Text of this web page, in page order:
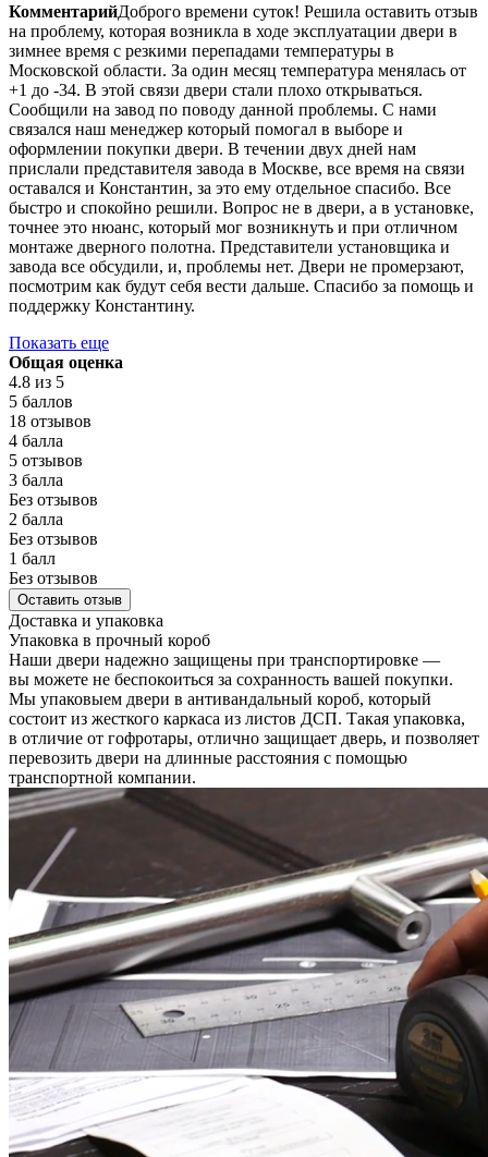
КомментарийДоброго времени суток! Решила оставить отзыв
на проблему, которая возникла в ходе эксплуатации двери в
зимнее время с резкими перепадами температуры в
Московской области. За один месяц температура менялась от
+1 до -34. В этой связи двери стали плохо открываться.
Сообщили на завод по поводу данной проблемы. С нами
связался наш менеджер который помогал в выборе и
оформлении покупки двери. В течении двух дней нам
прислали представителя завода в Москве, все время на связи
оставался и Константин, за это ему отдельное спасибо. Все
быстро и спокойно решили. Вопрос не в двери, а в установке,
точнее это нюанс, который мог возникнуть и при отличном
монтаже дверного полотна. Представители установщика и
завода все обсудили, и, проблемы нет. Двери не промерзают,
посмотрим как будут себя вести дальше. Спасибо за помощь и
поддержку Константину.
Показать еще
Общая оценка
4.8 из 5
5 баллов
18 отзывов
4 балла
5 отзывов
3 балла
Без отзывов
2 балла
Без отзывов
1 балл
Без отзывов
Оставить отзыв
Доставка и упаковка
Упаковка в прочный короб
Наши двери надежно защищены при транспортировке —
вы можете не беспокоиться за сохранность вашей покупки.
Мы упаковыем двери в антивандальный короб, который
состоит из жесткого каркаса из листов ДСП. Такая упаковка,
в отличие от гофротары, отлично защищает дверь, и позволяет
перевозить двери на длинные расстояния с помощью
транспортной компании.